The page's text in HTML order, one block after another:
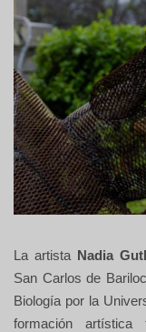
La artista Nadia
San Carlos de
Biología por la
formación artística